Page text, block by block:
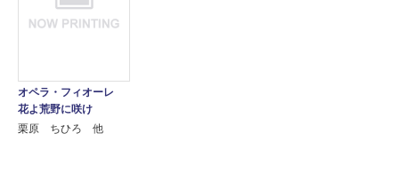
オペラ・フィオーレ
花よ荒野に咲け
栗原 ちひろ 他